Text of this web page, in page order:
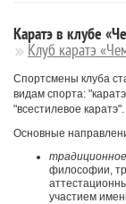
Каратэ в клубе
Клуб каратэ
Спортсмены клуба
видам спорта:
"всестилевое каратэ".
Основные
традиционное
философии,
участием